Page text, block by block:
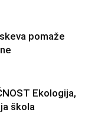
pomaže
Ekologija,
škola